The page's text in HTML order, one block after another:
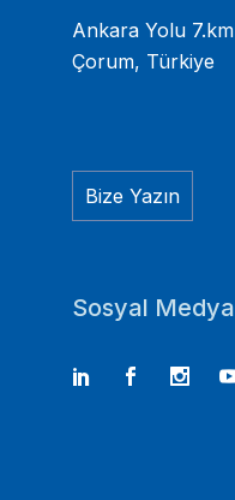
Ankara Yolu 7.km
Çorum, Türkiye
Bize Yazın
Sosyal Medya